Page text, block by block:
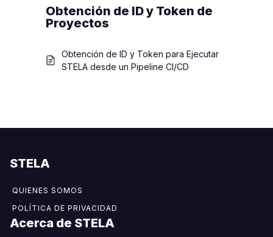
Obtención de ID y Token de
Proyectos
Obtención de ID y Token para Ejecutar
STELA desde un Pipeline CI/CD
STELA
QUIENES SOMOS
POLÍTICA DE PRIVACIDAD
Acerca de STELA​